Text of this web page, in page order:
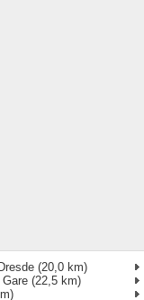
(20,0 km)
Gare (22,5 km)